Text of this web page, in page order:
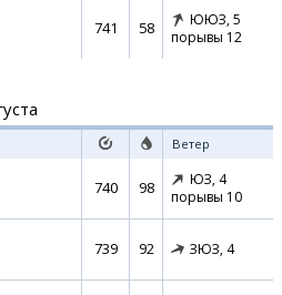
741 58 ЮЮЗ, 5
порывы 12
Ветер
740 98 ЮЗ, 4
порывы 10
739 92 ЗЮЗ, 4